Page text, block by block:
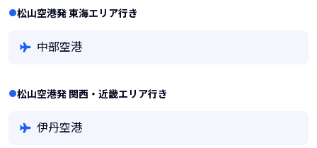
松山空港発 東海エリア行き
中部空港
松山空港発 関西・近畿エリア行き
伊丹空港